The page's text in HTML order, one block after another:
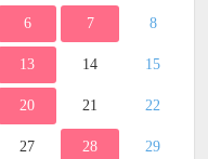
6 7 8
13 14 15
20 21 22
27 28 29